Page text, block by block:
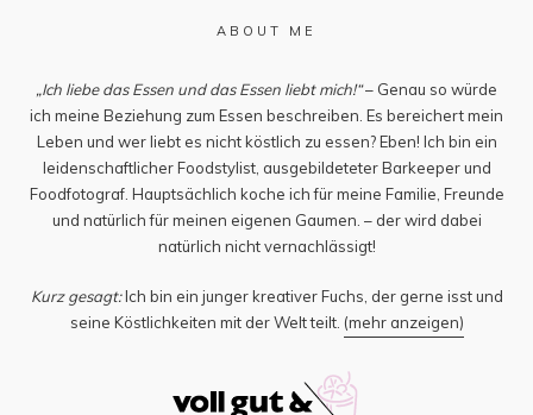
ABOUT ME
„Ich liebe das Essen und das Essen liebt mich!“– Genau so würde
ich meine Beziehung zum Essen beschreiben. Es bereichert mein
Leben und wer liebt es nicht köstlich zu essen? Eben! Ich bin ein
leidenschaftlicher Foodstylist, ausgebildeteter Barkeeper und
Foodfotograf. Hauptsächlich koche ich für meine Familie, Freunde
und natürlich für meinen eigenen Gaumen. – der wird dabei
natürlich nicht vernachlässigt!
Kurz gesagt:Ich bin ein junger kreativer Fuchs, der gerne isst und
seine Köstlichkeiten mit der Welt teilt. (mehr anzeigen)